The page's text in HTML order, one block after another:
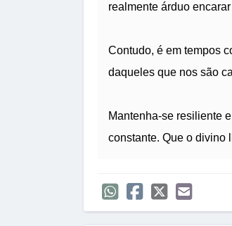
realmente árduo
Contudo, é em tempos
daqueles que nos são
Mantenha-se resiliente
constante. Que o divino